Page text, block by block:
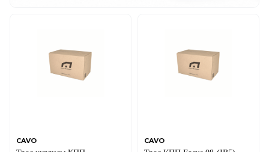
CAVO CAVO